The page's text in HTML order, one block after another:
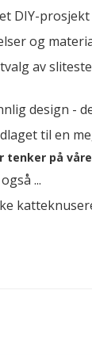
DIY-
og
av
design -
til en
tenker på
...